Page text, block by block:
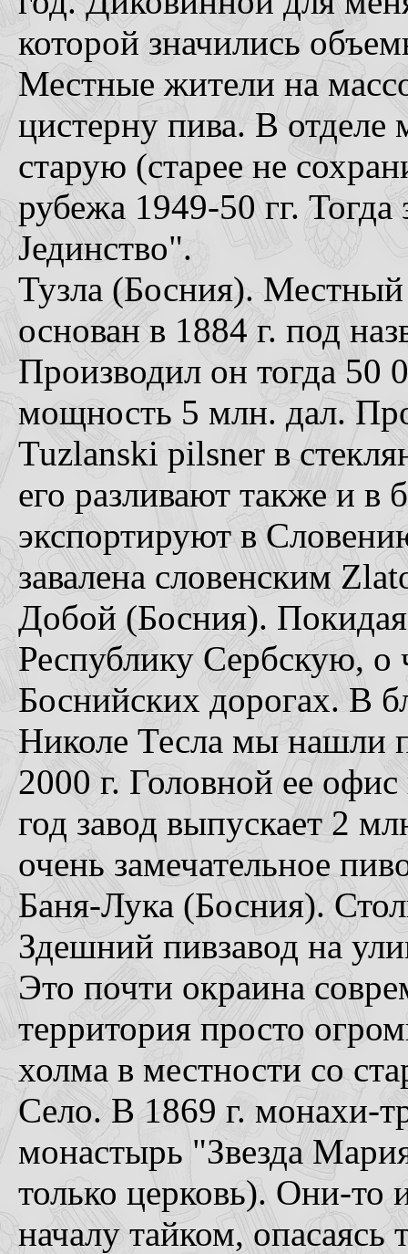
которой значились
Местные жители на
цистерну пива. В отделе
старую (старее не
рубежа 1949-50 гг.
Jединствo".
Тузла (Босния).
основан в 1884 г. под
Производил он тогда 50
мощность 5 млн. дал.
Tuzlanski pilsner в
его разливают также и
экспортируют в
завалена словенским
Добой (Босния). Покидая
Республику Сербскую, о
Боснийских дорогах. В
Николе Тесла мы нашли
2000 г. Головной ее
год завод выпускает 2
очень замечательное
Баня-Лука (Босния).
Здешний пивзавод на
Это почти окраина
территория просто
холма в местности со
Село. В 1869 г. монахи-
монастырь "Звезда
только церковь). Они-то
началу тайком, опасаясь